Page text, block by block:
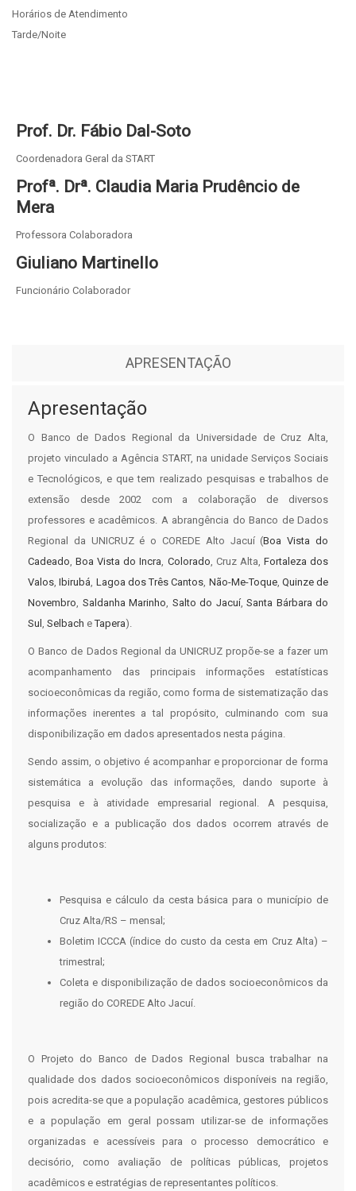
Horários de Atendimento
Tarde/Noite
Prof. Dr. Fábio Dal-Soto
Coordenadora Geral da START
Profª. Drª. Claudia Maria Prudêncio de
Mera
Professora Colaboradora
Giuliano Martinello
Funcionário Colaborador
APRESENTAÇÃO
Apresentação
O Banco de Dados Regional da Universidade de Cruz Alta,
projeto vinculado a Agência START, na unidade Serviços Sociais
e Tecnológicos, e que tem realizado pesquisas e trabalhos de
extensão desde 2002 com a colaboração de diversos
professores e acadêmicos. A abrangência do Banco de Dados
Regional da UNICRUZ é o COREDE Alto Jacuí (Boa Vista do
Cadeado,Boa Vista do Incra, Colorado, Cruz Alta, Fortaleza dos
Valos,Ibirubá, Lagoa dos Três Cantos, Não-Me-Toque, Quinze de
Novembro, Saldanha Marinho, Salto do Jacuí, Santa Bárbara do
Sul , Selbach eTapera).
O Banco de Dados Regional da UNICRUZ propõe-se a fazer um
acompanhamento das principais informações estatísticas
socioeconômicas da região, como forma de sistematização das
informações inerentes a tal propósito, culminando com sua
disponibilização em dados apresentados nesta página.
Sendo assim, o objetivo é acompanhar e proporcionar de forma
sistemática a evolução das informações, dando suporte à
pesquisa e à atividade empresarial regional. A pesquisa,
socialização e a publicação dos dados ocorrem através de
alguns produtos:
Pesquisa e cálculo da cesta básica para o município de
Cruz Alta/RS – mensal;
Boletim ICCCA (índice do custo da cesta em Cruz Alta) –
trimestral;
Coleta e disponibilização de dados socioeconômicos da
região do COREDE Alto Jacuí.
O Projeto do Banco de Dados Regional busca trabalhar na
qualidade dos dados socioeconômicos disponíveis na região,
pois acredita-se que a população acadêmica, gestores públicos
e a população em geral possam utilizar-se de informações
organizadas e acessíveis para o processo democrático e
decisório, como avaliação de políticas públicas, projetos
acadêmicos e estratégias de representantes políticos.